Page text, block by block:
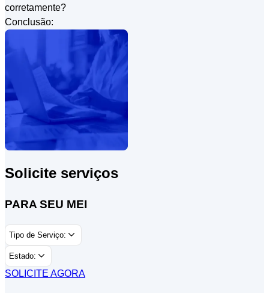
corretamente?
Conclusão:
Solicite serviços
PARA SEU MEI
Tipo de Serviço:
Estado:
SOLICITE AGORA